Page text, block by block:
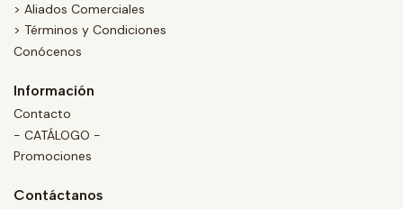
> Aliados Comerciales
> Términos y Condiciones
Conócenos
Información
Contacto
- CATÁLOGO -
Promociones
Contáctanos